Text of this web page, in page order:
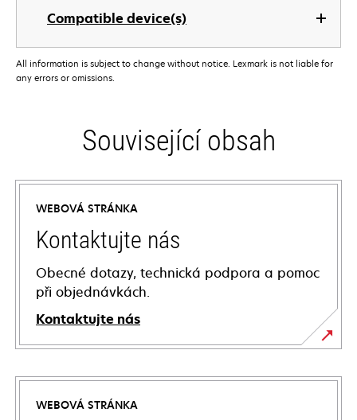
Compatible device(s)
All information is subject to change without notice. Lexmark is not liable for
any errors or omissions.
Související obsah
WEBOVÁ STRÁNKA
Kontaktujte nás
Obecné dotazy, technická podpora a pomoc
při objednávkách.
Kontaktujte nás
WEBOVÁ STRÁNKA